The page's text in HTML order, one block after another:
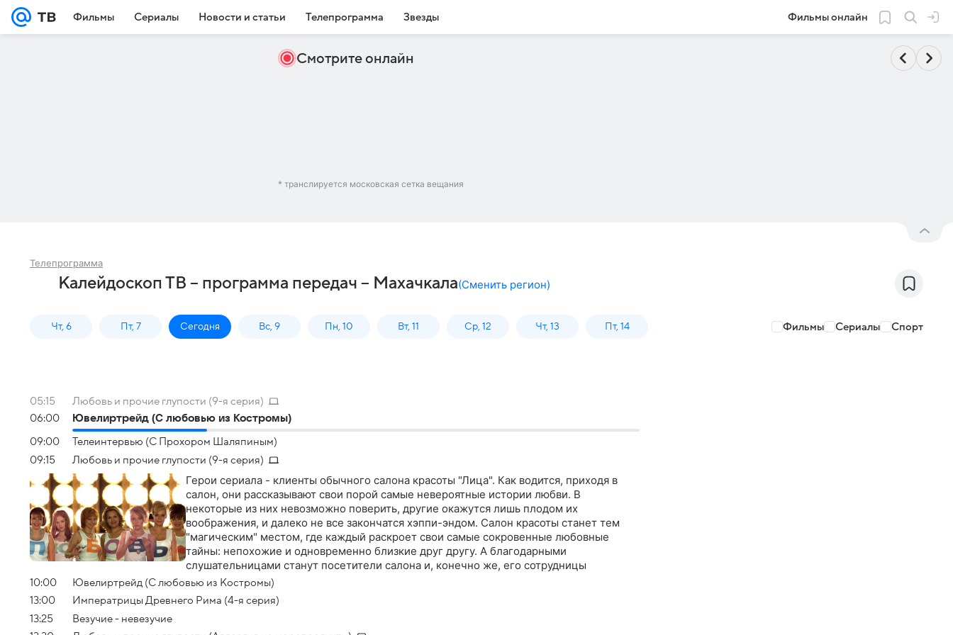
Фильмы Сериалы Новости и статьи Телепрограмма Звезды Фильмы онлайн
Смотрите онлайн
* транслируется московская сетка вещания
Телепрограмма
Калейдоскоп ТВ – программа передач – Махачкала(Сменить регион)
Чт, 6 Пт, 7 Сегодня Вс, 9 Пн, 10 Вт, 11 Ср, 12 Чт, 13 Пт, 14 Фильмы Сериалы Спорт
05:15
Любовь и прочие глупости (9-я серия)
06:00
Ювелиртрейд (С любовью из Костромы)
09:00
Телеинтервью (С Прохором Шаляпиным)
09:15
Любовь и прочие глупости (9-я серия)
Герои сериала - клиенты обычного салона красоты "Лица". Как водится, приходя в
салон, они рассказывают свои порой самые невероятные истории любви. В
некоторые из них невозможно поверить, другие окажутся лишь плодом их
воображения, и далеко не все закончатся хэппи-эндом. Салон красоты станет тем
"магическим" местом, где каждый раскроет свои самые сокровенные любовные
тайны: непохожие и одновременно близкие друг другу. А благодарными
слушательницами станут посетители салона и, конечно же, его сотрудницы
10:00
Ювелиртрейд (С любовью из Костромы)
13:00
Императрицы Древнего Рима (4-я серия)
13:25
Везучие - невезучие